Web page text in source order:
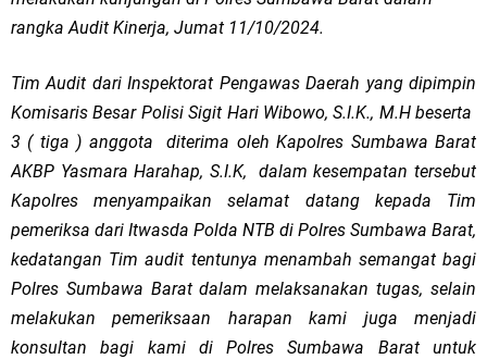
rangka Audit Kinerja, Jumat 11/10/2024.
Tim Audit dari Inspektorat Pengawas Daerah yang dipimpin
Komisaris Besar Polisi Sigit Hari Wibowo, S.I.K., M.H beserta
3 ( tiga ) anggota diterima oleh Kapolres Sumbawa Barat
AKBP Yasmara Harahap, S.I.K, dalam kesempatan tersebut
Kapolres menyampaikan selamat datang kepada Tim
pemeriksa dari Itwasda Polda NTB di Polres Sumbawa Barat,
kedatangan Tim audit tentunya menambah semangat bagi
Polres Sumbawa Barat dalam melaksanakan tugas, selain
melakukan pemeriksaan harapan kami juga menjadi
konsultan bagi kami di Polres Sumbawa Barat untuk